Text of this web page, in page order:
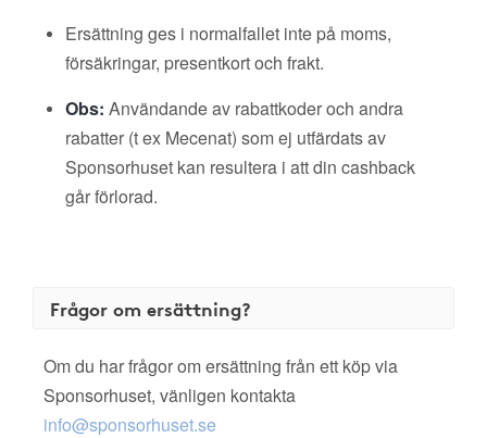
Ersättning ges i normalfallet inte på moms,
försäkringar, presentkort och frakt.
Obs: Användande av rabattkoder och andra
rabatter (t ex Mecenat) som ej utfärdats av
Sponsorhuset kan resultera i att din cashback
går förlorad.
Frågor om ersättning?
Om du har frågor om ersättning från ett köp via
Sponsorhuset, vänligen kontakta
info@sponsorhuset.se